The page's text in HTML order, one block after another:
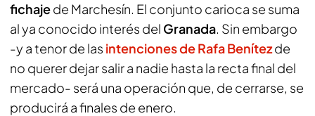
fichajede Marchesín. El conjunto carioca se suma
al ya conocido interés del Granada. Sin embargo
-y a tenor de las intenciones de Rafa Benítezde
no querer dejar salir a nadie hasta la recta final del
mercado- será una operación que, de cerrarse, se
producirá a finales de enero.